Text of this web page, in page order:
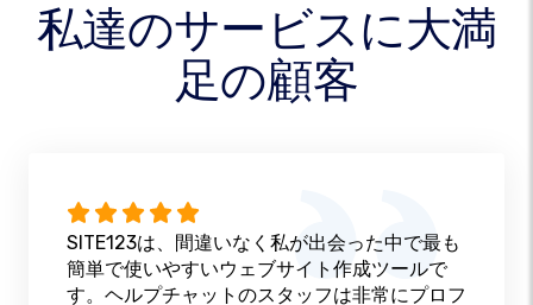
私達のサービスに大満
足の顧客
SITE123は、間違いなく私が出会った中で最も
簡単で使いやすいウェブサイト作成ツールで
す。ヘルプチャットのスタッフは非常にプロフ